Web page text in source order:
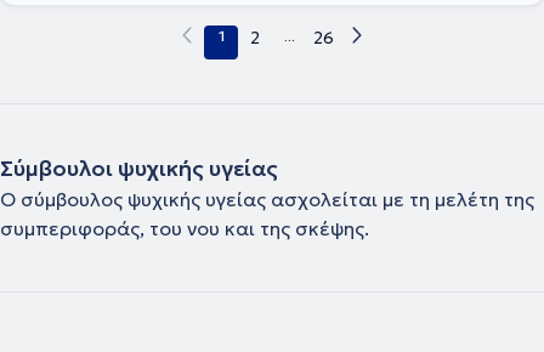
1 2 ... 26
Σύμβουλοι ψυχικής υγείας
Ο σύμβουλος ψυχικής υγείας ασχολείται με τη μελέτη της
συμπεριφοράς, του νου και της σκέψης.